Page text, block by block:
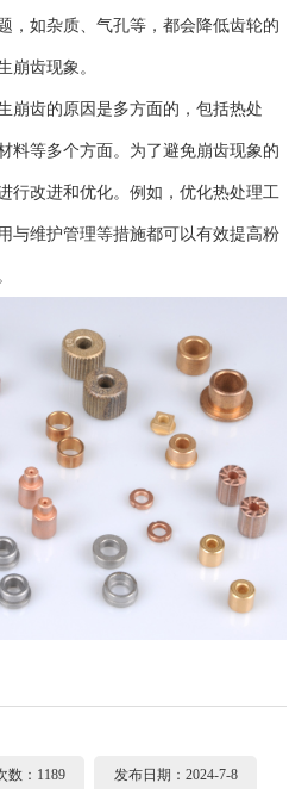
，如杂质、气孔等，都会降低齿轮的
崩齿现象。
崩齿的原因是多方面的，包括热处
料等多个方面。为了避免崩齿现象的
行改进和优化。例如，优化热处理工
与维护管理等措施都可以有效提高粉
数：1189 发布日期：2024-7-8